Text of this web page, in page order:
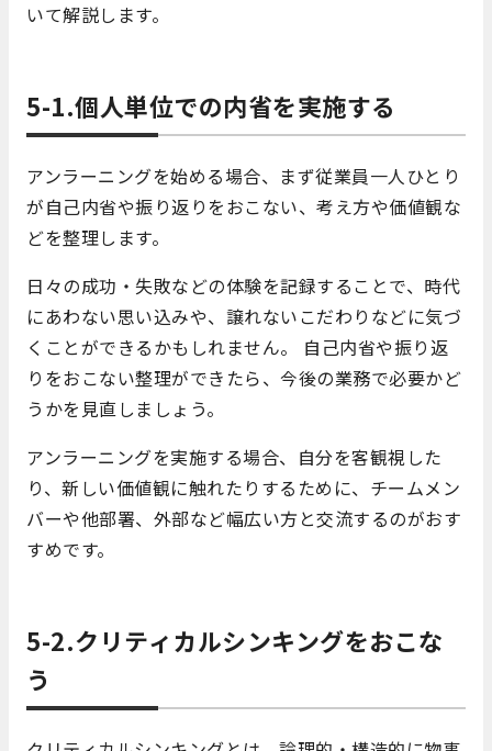
いて解説します。
5-1.個人単位での内省を実施する
アンラーニングを始める場合、まず従業員一人ひとり
が自己内省や振り返りをおこない、考え方や価値観な
どを整理します。
日々の成功・失敗などの体験を記録することで、時代
にあわない思い込みや、譲れないこだわりなどに気づ
くことができるかもしれません。 自己内省や振り返
りをおこない整理ができたら、今後の業務で必要かど
うかを見直しましょう。
アンラーニングを実施する場合、自分を客観視した
り、新しい価値観に触れたりするために、チームメン
バーや他部署、外部など幅広い方と交流するのがおす
すめです。
5-2.クリティカルシンキングをおこな
う